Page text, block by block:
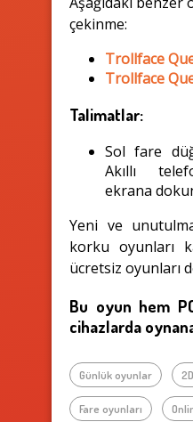
çekinme:
Trollface
Trollface
Talimatlar:
Sol fare
Akıllı
ekrana
Yeni ve
korku oyunları
ücretsiz oyunları
Bu oyun hem
cihazlarda
Günlük oyunlar
Fare oyunları